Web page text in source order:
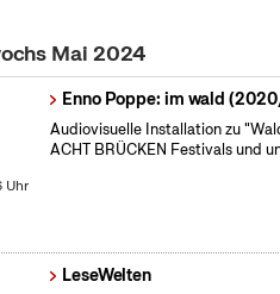
Mai 2024
Uhr
Enno Poppe: im wald
Audiovisuelle Installation zu
ACHT BRÜCKEN Festivals und
LeseWelten